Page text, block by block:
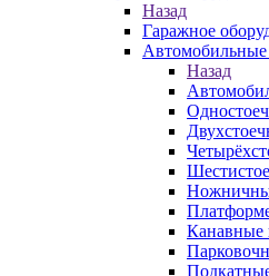
Назад
Гаражное
Назад
Канавные